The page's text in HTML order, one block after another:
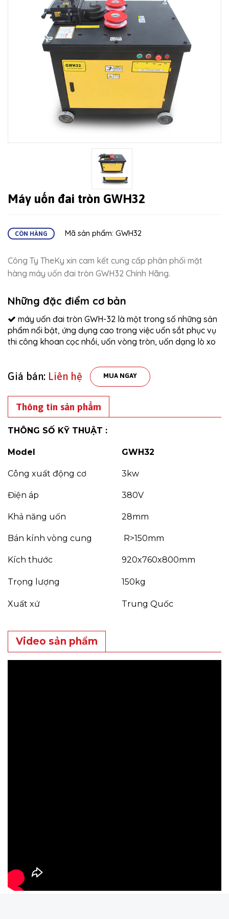
Máy uốn đai tròn GWH32
CÒN HÀNG Mã sản phẩm: GWH32
Công Ty TheKy xin cam kết cung cấp phân phối mặt
hàng máy uốn đai tròn GWH32 Chính Hãng.
Những đặc điểm cơ bản
máy uốn đai tròn GWH-32 là một trong số những sản
phẩm nổi bật, ứng dụng cao trong việc uốn sắt phục vụ
thi công khoan cọc nhồi, uốn vòng tròn, uốn dạng lò xo
Giá bán: Liên hệ MUA NGAY
Thông tin sản phẩm
THÔNG SỐ KỸ THUẬT :
Model GWH32
Công xuất động cơ 3kw
Điện áp 380V
Khả năng uốn 28mm
Bán kính vòng cung R>150mm
Kích thước 920x760x800mm
Trọng lượng 150kg
Xuất xứ Trung Quốc
Video sản phẩm